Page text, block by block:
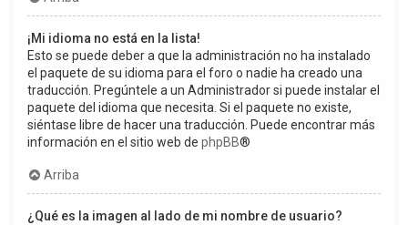
¡Mi idioma no está en la lista!
Esto se puede deber a que la administración no ha instalado
el paquete de su idioma para el foro o nadie ha creado una
traducción. Pregúntele a un Administrador si puede instalar el
paquete del idioma que necesita. Si el paquete no existe,
siéntase libre de hacer una traducción. Puede encontrar más
información en el sitio web de phpBB®
Arriba
¿Qué es la imagen al lado de mi nombre de usuario?